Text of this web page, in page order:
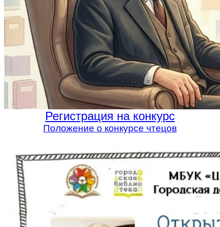
Регистрация на конкурс
Положение о конкурсе чтецов